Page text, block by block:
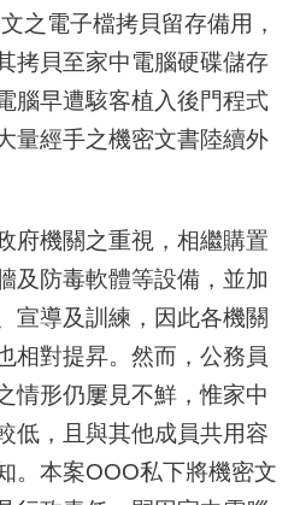
之電子檔拷貝留存備用，
拷貝至家中電腦硬碟儲存
腦早遭駭客植入後門程式
量經手之機密文書陸續外
府機關之重視，相繼購置
及防毒軟體等設備，並加
宣導及訓練，因此各機關
相對提昇。然而，公務員
情形仍屢見不鮮，惟家中
低，且與其他成員共用容
。本案OOO私下將機密文